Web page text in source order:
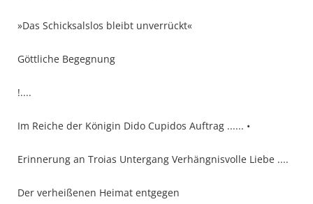
»Das Schicksalslos bleibt unverrückt«
Göttliche Begegnung
!....
Im Reiche der Königin Dido Cupidos Auftrag ...... •
Erinnerung an Troias Untergang Verhängnisvolle Liebe ....
Der verheißenen Heimat entgegen